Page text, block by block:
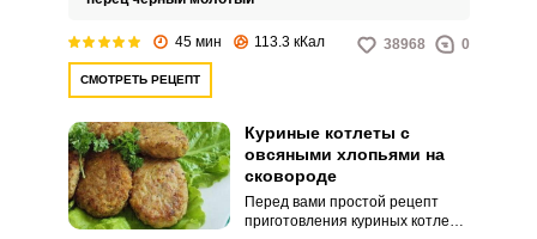
45 мин 113.3 кКал 38968 0
СМОТРЕТЬ РЕЦЕПТ
Куриные котлеты с
овсяными хлопьями на
сковороде
Перед вами простой рецепт
приготовления куриных котлет с